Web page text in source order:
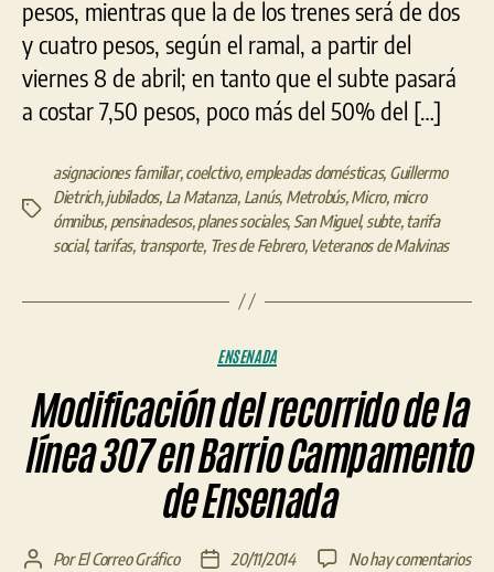
de
transporte
pesos, mientras que la de los trenes será de dos
y cuatro pesos, según el ramal, a partir del
viernes 8 de abril; en tanto que el subte pasará
a costar 7,50 pesos, poco más del 50% del […]
Etiquetas
asignaciones familiar,coelctivo,empleadas domésticas, Guillermo
Dietrich,jubilados, La Matanza, Lanús, Metrobús,Micro, micro
ómnibus, pensinadesos,planes sociales, San Miguel,subte,tarifa
social,tarifas, transporte, Tres de Febrero, Veteranos de Malvinas
Categorías
ENSENADA
Modificación del recorrido de la
línea 307 en Barrio Campamento
de Ensenada
AutorPorEl Correo Gráfico
Fecha20/11/2014 No hay comentariosen